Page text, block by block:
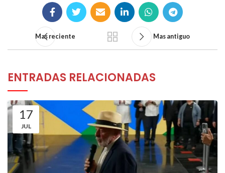
Mas reciente Mas antiguo
ENTRADAS RELACIONADAS
17
JUL